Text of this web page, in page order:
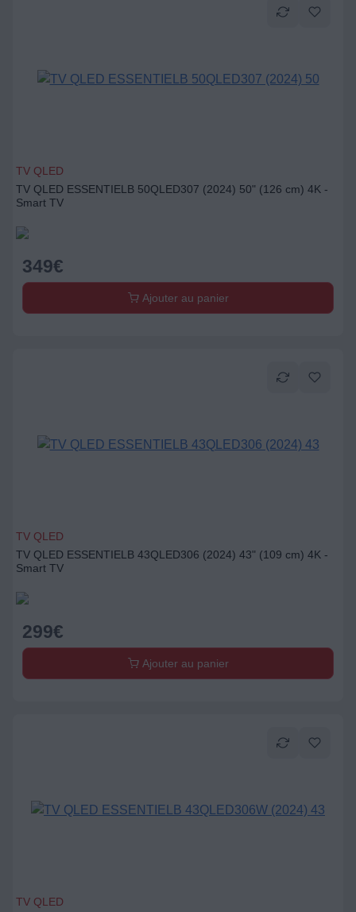
TV QLED
TV QLED ESSENTIELB 50QLED307 (2024) 50" (126 cm) 4K -
Smart TV
349€
Ajouter au panier
TV QLED
TV QLED ESSENTIELB 43QLED306 (2024) 43" (109 cm) 4K -
Smart TV
299€
Ajouter au panier
TV QLED